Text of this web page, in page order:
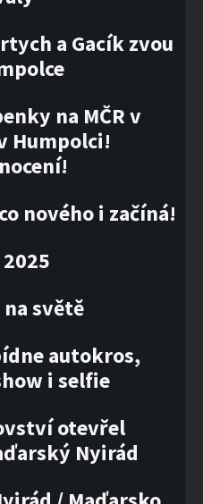
a Gacík zvou
na MČR v
Humpolci!
nového i začíná!
světě
autokros,
i selfie
otevřel
Nyirád